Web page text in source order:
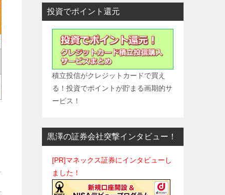
投資でポイント還元
積立投信がクレジットカードで買え
る！投資でポイントが貯まる画期的サ
ービス！
黒澤の証券会社突撃インタビュー！
[PR]マネックス証券にインタビューし
ました！